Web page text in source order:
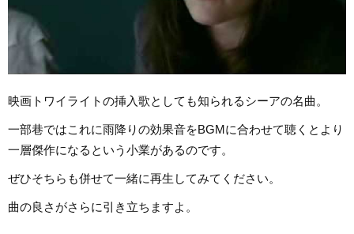
映画トワイライトの挿入歌としても知られるシーアの名曲。
一部巷ではこれに雨降りの効果音をBGMに合わせて聴くとより
一層傑作になるという小業があるのです。
ぜひそちらも併せて一緒に再生してみてください。
曲の良さがさらに引き立ちますよ。